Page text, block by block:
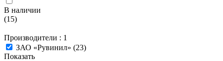
В наличии
(15)
Производители : 1
ЗАО «Рувинил» (23)
Показать